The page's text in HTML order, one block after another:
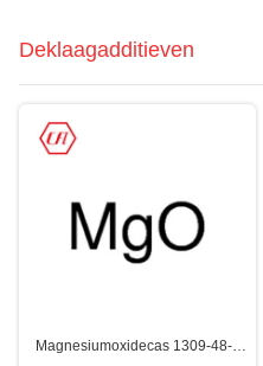
Deklaagadditieven
Magnesiumoxidecas 1309-48-4